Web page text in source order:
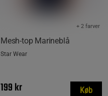
Mesh-top Marineblå
+ 2 farver
Star Wear
199 kr Køb